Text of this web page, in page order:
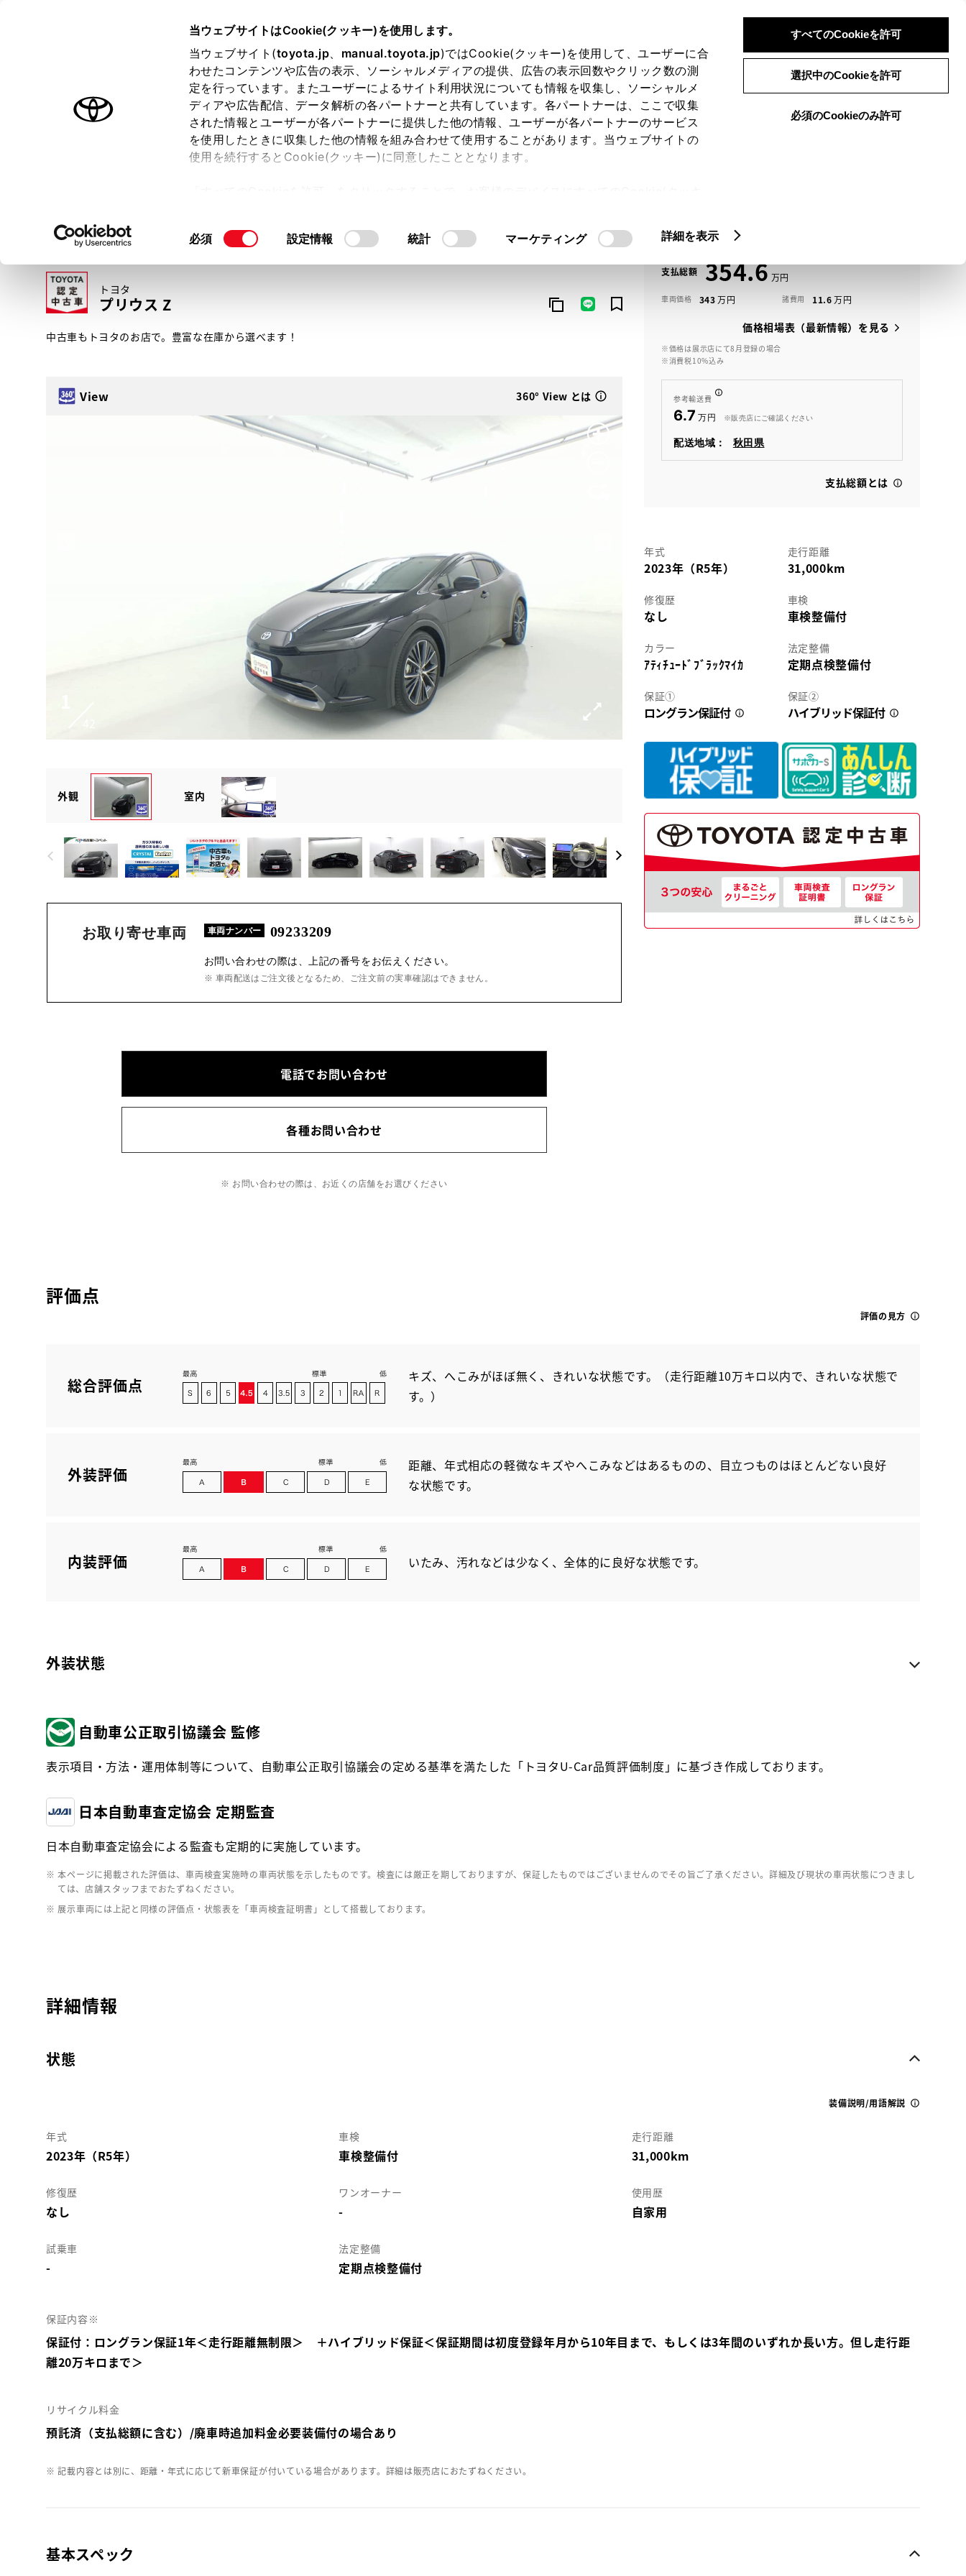
当ウェブサイトはCookie(クッキー)を使用します。
当ウェブサイト(toyota.jp、 manual.toyota.jp)ではCookie(クッキー)を使用して、ユーザーに合
わせたコンテンツや広告の表示、ソーシャルメディアの提供、広告の表示回数やクリック数の測
定を行っています。またユーザーによるサイト利用状況についても情報を収集し、ソーシャルメ
ディアや広告配信、データ解析の各パートナーと共有しています。各パートナーは、ここで収集
された情報とユーザーが各パートナーに提供した他の情報、ユーザーが各パートナーのサービス
を使用したときに収集した他の情報を組み合わせて使用することがあります。当ウェブサイトの
使用を続行するとCookie(クッキー)に同意したこととなります。
て」をご覧ください。
同
必須 設定情報 統計 マーケティング 詳細を表示
すべてのCookieを許可
選択中のCookieを許可
必須のCookieのみ許可
ログイン 検索 メニュー
オーナーサポート トピックス
トヨタ認定中古車 メニュー
トヨタ認定中古車の魅力 3つの買い方 オンライン購入お気に入り 保存した見積り
トヨタ
プリウス Z
トヨタ
プリウス Z
中古車もトヨタのお店で。豊富な在庫から選べます！
View 360° View とは View
2
42
外観 室内
お取り寄せ車両 車両ナンバー 09233209
お問い合わせの際は、上記の番号をお伝えください。
※ 車両配送はご注文後となるため、ご注文前の実車確認はできません。
電話でお問い合わせ
各種お問い合わせ
※ お問い合わせの際は、お近くの店舗をお選びください
支払総額 354.6
車両価格 343 諸費用 11.6
価格相場表（最新情報）を見る
※価格は展示店にて8月登録の場合
※消費税10%込み
参考輸送費
6.7 ※販売店にご確認ください
配送地域： 秋田県
支払総額とは
年式
2023年（R5年）
走行距離
31,000km
修復歴
なし
車検
車検整備付
カラー
ｱﾃｨﾁｭｰﾄﾞﾌﾞﾗｯｸﾏｲｶ
法定整備
定期点検整備付
保証①
ロングラン保証付
保証②
ハイブリッド保証付
評価点
評価の見方
総合評価点
キズ、へこみがほぼ無く、きれいな状態です。（走行距離10万キロ以内で、きれいな状態で
す。）
外装評価
距離、年式相応の軽微なキズやへこみなどはあるものの、目立つものはほとんどない良好
な状態です。
内装評価 いたみ、汚れなどは少なく、全体的に良好な状態です。
外装状態
自動車公正取引協議会 監修
表示項目・方法・運用体制等について、自動車公正取引協議会の定める基準を満たした「トヨタU-Car品質評価制度」に基づき作成しております。
日本自動車査定協会 定期監査
日本自動車査定協会による監査も定期的に実施しています。
※ 本ページに掲載された評価は、車両検査実施時の車両状態を示したものです。検査には厳正を期しておりますが、保証したものではございませんのでその旨ご了承ください。詳細及び現状の車両状態につきまし
ては、店舗スタッフまでおたずねください。
※ 展示車両には上記と同様の評価点・状態表を「車両検査証明書」として搭載しております。
詳細情報
状態
装備説明/用語解説
年式
2023年（R5年）
車検
車検整備付
走行距離
31,000km
修復歴
なし
ワンオーナー
-
使用歴
自家用
試乗車
-
法定整備
定期点検整備付
保証内容※
保証付：ロングラン保証1年＜走行距離無制限＞ ＋ハイブリッド保証＜保証期間は初度登録年月から10年目まで、もしくは3年間のいずれか長い方。但し走行距
離20万キロまで＞
リサイクル料金
預託済（支払総額に含む）/廃車時追加料金必要装備付の場合あり
※ 記載内容とは別に、距離・年式に応じて新車保証が付いている場合があります。詳細は販売店におたずねください。
基本スペック